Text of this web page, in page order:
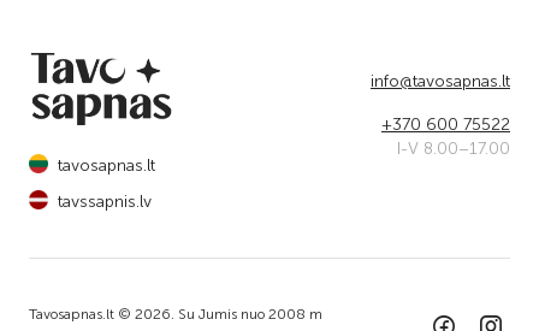
info@tavosapnas.lt
+370 600 75522
I-V 8.00–17.00
tavosapnas.lt
tavssapnis.lv
Tavosapnas.lt © 2026. Su Jumis nuo 2008 m